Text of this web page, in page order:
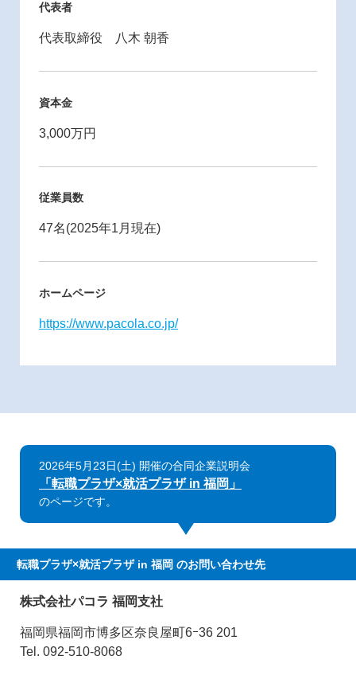
代表者
代表取締役 八木 朝香
資本金
3,000万円
従業員数
47名(2025年1月現在)
ホームページ
https://www.pacola.co.jp/
2026年5月23日(土) 開催の合同企業説明会
「転職プラザ×就活プラザ in 福岡」
のページです。
転職プラザ×就活プラザ in 福岡 のお問い合わせ先
株式会社パコラ 福岡支社
福岡県福岡市博多区奈良屋町6ｰ36 201
Tel. 092-510-8068